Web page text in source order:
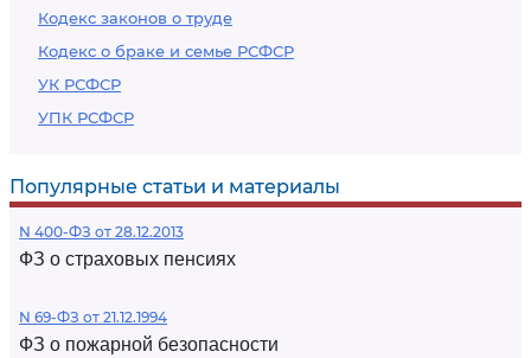
Кодекс законов о труде
Кодекс о браке и семье РСФСР
УК РСФСР
УПК РСФСР
Популярные статьи и материалы
N 400-ФЗ от 28.12.2013
ФЗ о страховых пенсиях
N 69-ФЗ от 21.12.1994
ФЗ о пожарной безопасности